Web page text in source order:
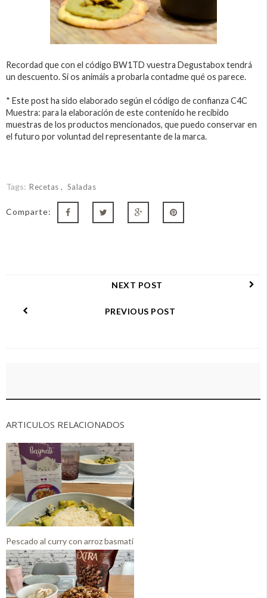
Recordad que con el código BW1TD vuestra Degustabox tendrá
un descuento. Si os animáis a probarla contadme qué os parece.
* Este post ha sido elaborado según el código de confianza C4C
Muestra: para la elaboración de este contenido he recibido
muestras de los productos mencionados, que puedo conservar en
el futuro por voluntad del representante de la marca.
Tags: Recetas Saladas
Comparte:
NEXT POST
PREVIOUS POST
ARTICULOS RELACIONADOS
Pescado al curry con arroz basmati